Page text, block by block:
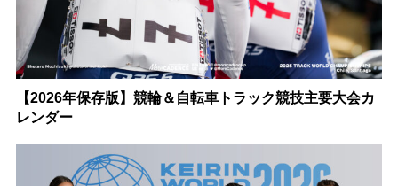
【2026年保存版】競輪＆自転車トラック競技主要大会カ
レンダー